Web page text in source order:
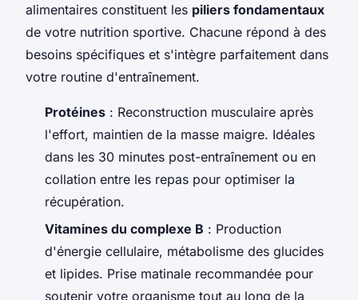
alimentaires constituent les piliers fondamentaux
de votre nutrition sportive. Chacune répond à des
besoins spécifiques et s'intègre parfaitement dans
votre routine d'entraînement.
Protéines : Reconstruction musculaire après
l'effort, maintien de la masse maigre. Idéales
dans les 30 minutes post-entraînement ou en
collation entre les repas pour optimiser la
récupération.
Vitamines du complexe B : Production
d'énergie cellulaire, métabolisme des glucides
et lipides. Prise matinale recommandée pour
soutenir votre organisme tout au long de la